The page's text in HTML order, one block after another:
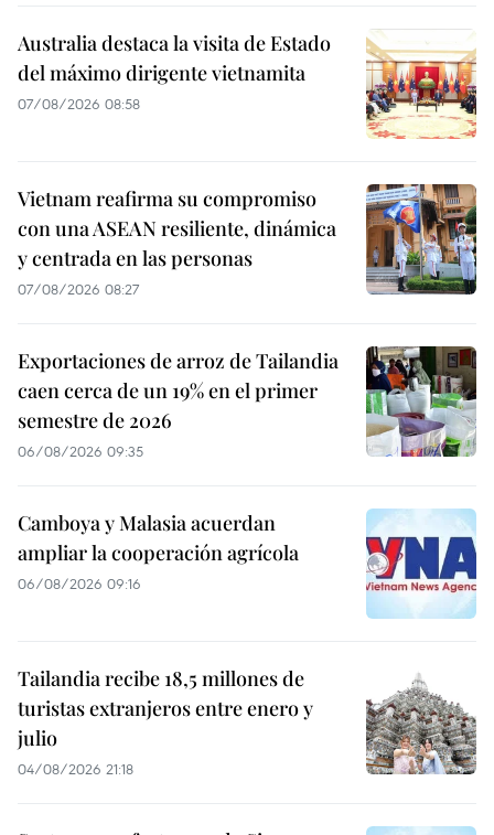
Australia destaca la visita de Estado
del máximo dirigente vietnamita
07/08/2026 08:58
Vietnam reafirma su compromiso
con una ASEAN resiliente, dinámica
y centrada en las personas
07/08/2026 08:27
Exportaciones de arroz de Tailandia
caen cerca de un 19% en el primer
semestre de 2026
06/08/2026 09:35
Camboya y Malasia acuerdan
ampliar la cooperación agrícola
06/08/2026 09:16
Tailandia recibe 18,5 millones de
turistas extranjeros entre enero y
julio
04/08/2026 21:18